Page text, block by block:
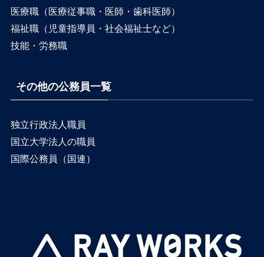
医療職（医療従事職・医師・歯科医師）
福祉職（児童指導員・社会福祉士など）
技能・労務職
その他の公務員一覧
独立行政法人職員
国立大学法人の職員
国際公務員（国連）